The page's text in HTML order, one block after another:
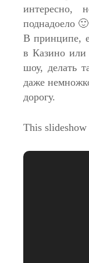
интересно,
поднадоело 🙂
В принципе,
в Казино или
шоу, делать
даже
дорогу.
This slideshow